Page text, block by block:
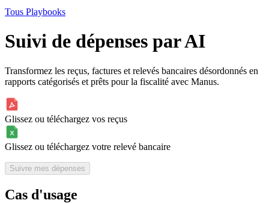
Tous Playbooks
Suivi de dépenses par AI
Transformez les reçus, factures et relevés bancaires désordonnés en
rapports catégorisés et prêts pour la fiscalité avec Manus.
Glissez ou téléchargez vos reçus
Glissez ou téléchargez votre relevé bancaire
Suivre mes dépenses
Cas d'usage